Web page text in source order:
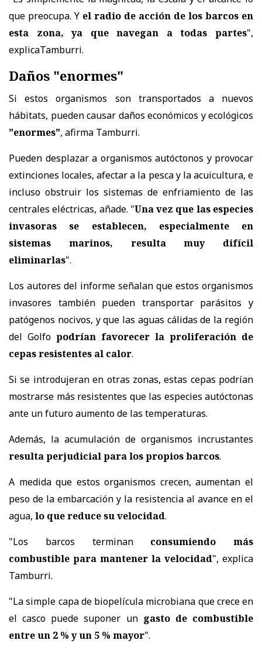
que preocupa. Y el radio de acción de los barcos en
esta zona, ya que navegan a todas partes",
explicaTamburri.
Daños "enormes"
Si estos organismos son transportados a nuevos
hábitats, pueden causar daños económicos y ecológicos
"enormes", afirma Tamburri.
Pueden desplazar a organismos autóctonos y provocar
extinciones locales, afectar a la pesca y la acuicultura, e
incluso obstruir los sistemas de enfriamiento de las
centrales eléctricas, añade. "Una vez que las especies
invasoras se establecen, especialmente en
sistemas marinos, resulta muy difícil
eliminarlas".
Los autores del informe señalan que estos organismos
invasores también pueden transportar parásitos y
patógenos nocivos, y que las aguas cálidas de la región
del Golfo podrían favorecer la proliferación de
cepas resistentes al calor.
Si se introdujeran en otras zonas, estas cepas podrían
mostrarse más resistentes que las especies autóctonas
ante un futuro aumento de las temperaturas.
Además, la acumulación de organismos incrustantes
resulta perjudicial para los propios barcos.
A medida que estos organismos crecen, aumentan el
peso de la embarcación y la resistencia al avance en el
agua, lo que reduce su velocidad.
"Los barcos terminan consumiendo más
combustible para mantener la velocidad", explica
Tamburri.
"La simple capa de biopelícula microbiana que crece en
el casco puede suponer un gasto de combustible
entre un 2 % y un 5 % mayor".